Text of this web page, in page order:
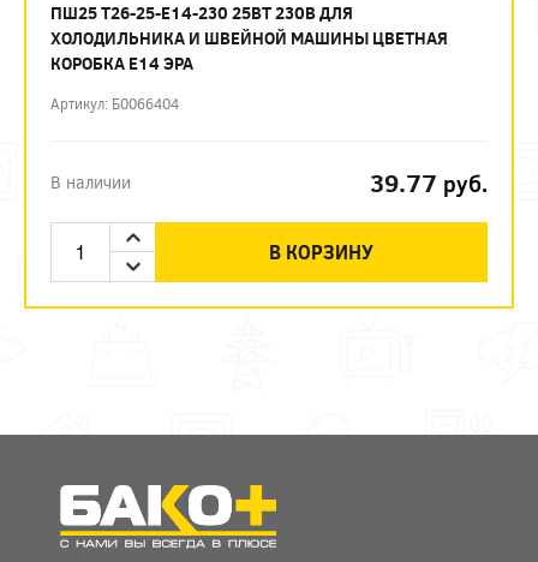
ПШ25 T26-25-E14-230 25ВТ 230В ДЛЯ
ХОЛОДИЛЬНИКА И ШВЕЙНОЙ МАШИНЫ ЦВЕТНАЯ
КОРОБКА Е14 ЭРА
Артикул: Б0066404
В наличии 39.77 руб.
В КОРЗИНУ